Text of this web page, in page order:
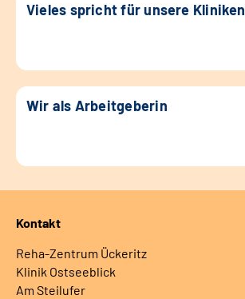
Vieles spricht für unsere Kliniken
Wir als Arbeitgeberin
Kontakt
Reha-Zentrum Ückeritz
Klinik Ostseeblick
Am Steilufer